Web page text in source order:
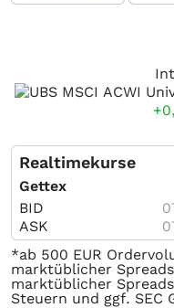
Realtimekurse
Gettex
BID
ASK
*ab 500 EUR
marktüblicher
marktüblicher
Steuern und ggf. SEC